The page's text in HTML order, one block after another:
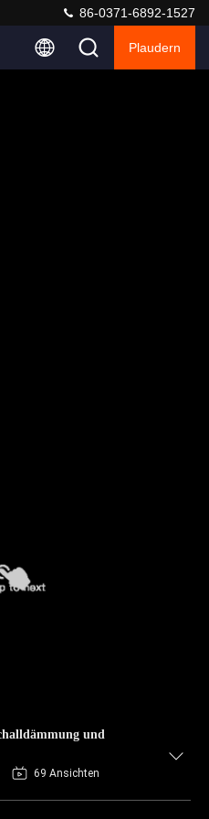
86-0371-6892-1527
Plaudern
und
69 Ansichten